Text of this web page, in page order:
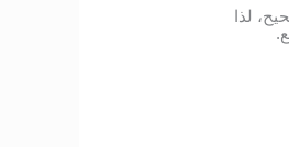
لذا